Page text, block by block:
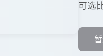
可选